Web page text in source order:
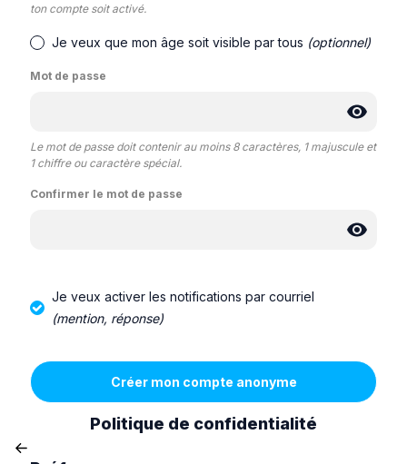
ton compte soit activé.
Je veux que mon âge soit visible par tous (optionnel)
Mot de passe
Le mot de passe doit contenir au moins 8 caractères, 1 majuscule et
1 chiffre ou caractère spécial.
Confirmer le mot de passe
Je veux activer les notifications par courriel
(mention, réponse)
Politique de confidentialité